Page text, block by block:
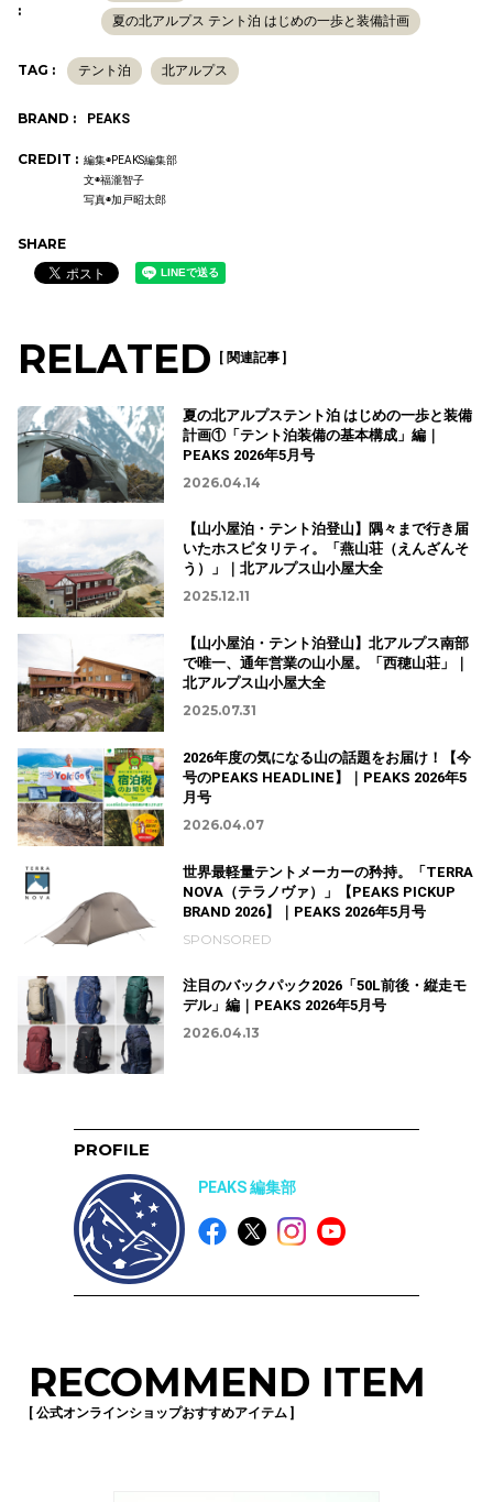
:
夏の北アルプス テント泊 はじめの一歩と装備計画
TAG : テント泊 北アルプス
BRAND : PEAKS
CREDIT : 編集◉PEAKS編集部
文◉福瀧智子
写真◉加戸昭太郎
SHARE
RELATED [ 関連記事 ]
夏の北アルプステント泊 はじめの一歩と装備
計画①「テント泊装備の基本構成」編｜
PEAKS 2026年5月号
2026.04.14
【山小屋泊・テント泊登山】隅々まで行き届
いたホスピタリティ。「燕山荘（えんざんそ
う）」｜北アルプス山小屋大全
2025.12.11
【山小屋泊・テント泊登山】北アルプス南部
で唯一、通年営業の山小屋。「西穂山荘」｜
北アルプス山小屋大全
2025.07.31
2026年度の気になる山の話題をお届け！【今
号のPEAKS HEADLINE】｜PEAKS 2026年5
月号
2026.04.07
世界最軽量テントメーカーの矜持。「TERRA
NOVA（テラノヴァ）」【PEAKS PICKUP
BRAND 2026】｜PEAKS 2026年5月号
SPONSORED
注目のバックパック2026「50L前後・縦走モ
デル」編｜PEAKS 2026年5月号
2026.04.13
PROFILE
PEAKS 編集部
RECOMMEND ITEM
[ 公式オンラインショップおすすめアイテム ]